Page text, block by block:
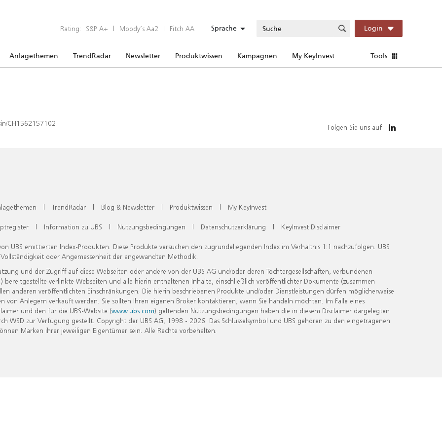
Rating: S&P A+ | Moody’s Aa2 | Fitch AA Sprache Login
Anlagethemen TrendRadar Newsletter Produktwissen Kampagnen My KeyInvest Tools
CH1562157102 Folgen Sie uns auf
| TrendRadar | Blog & Newsletter | Produktwissen | My KeyInvest
| Information zu UBS | Nutzungsbedingungen | Datenschutzerklärung | KeyInvest Disclaimer
UBS emittierten Index-Produkten. Diese Produkte versuchen den zugrundeliegenden Index im Verhältnis 1:1 nachzufolgen. UBS
oder Angemessenheit der angewandten Methodik.
und der Zugriff auf diese Webseiten oder andere von der UBS AG und/oder deren Tochtergesellschaften, verbundenen
verlinkte Webseiten und alle hierin enthaltenen Inhalte, einschließlich veröffentlichter Dokumente (zusammen
anderen veröffentlichten Einschränkungen. Die hierin beschriebenen Produkte und/oder Dienstleistungen dürfen möglicherweise
Anlegern verkauft werden. Sie sollten Ihren eigenen Broker kontaktieren, wenn Sie handeln möchten. Im Falle eines
und den für die UBS-Website (www.ubs.com) geltenden Nutzungsbedingungen haben die in diesem Disclaimer dargelegten
zur Verfügung gestellt. Copyright der UBS AG, 1998 - 2026. Das Schlüsselsymbol und UBS gehören zu den eingetragenen
Marken ihrer jeweiligen Eigentümer sein. Alle Rechte vorbehalten.